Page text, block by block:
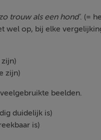
trouw als een hond'. (=
wel op, bij elke
zijn)
beelden.
duidelijk is)
is)